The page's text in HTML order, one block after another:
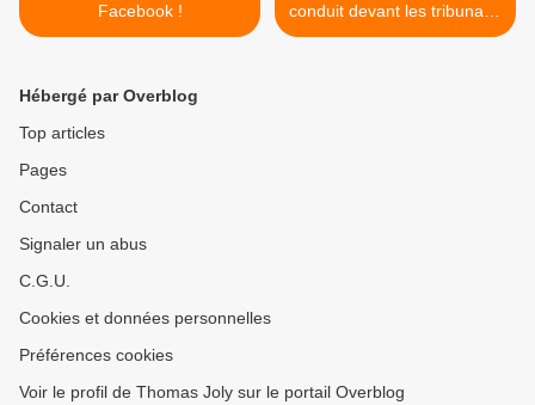
Facebook !
conduit devant les tribunaux
>
Hébergé par Overblog
Top articles
Pages
Contact
Signaler un abus
C.G.U.
Cookies et données personnelles
Préférences cookies
Voir le profil de Thomas Joly sur le portail Overblog